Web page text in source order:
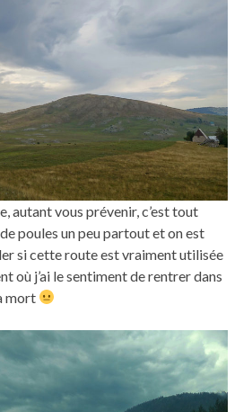
autant vous prévenir, c’est tout
poules un peu partout et on est
si cette route est vraiment utilisée
où j’ai le sentiment de rentrer dans
mort